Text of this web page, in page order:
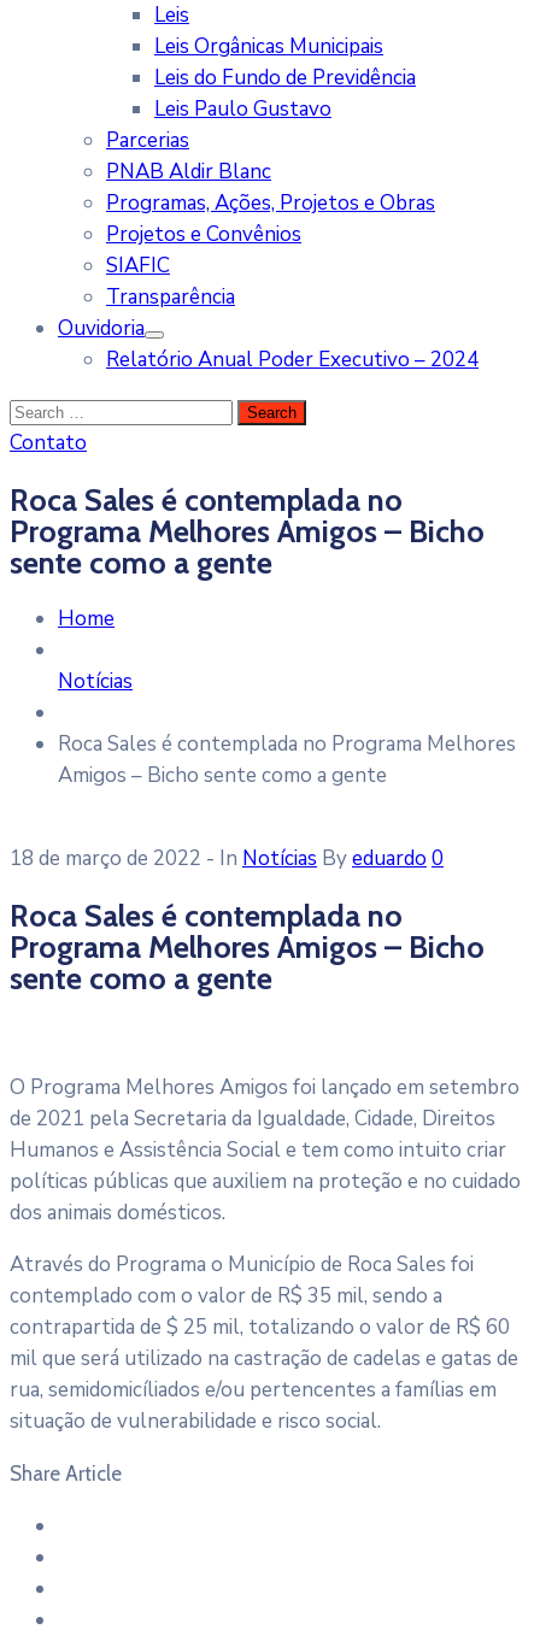
Leis
Leis Orgânicas Municipais
Leis do Fundo de Previdência
Leis Paulo Gustavo
Parcerias
PNAB Aldir Blanc
Programas, Ações, Projetos e Obras
Projetos e Convênios
SIAFIC
Transparência
Ouvidoria
Relatório Anual Poder Executivo – 2024
Contato
Roca Sales é contemplada no
Programa Melhores Amigos – Bicho
sente como a gente
Home
Notícias
Roca Sales é contemplada no Programa Melhores
Amigos – Bicho sente como a gente
18 de março de 2022 - In Notícias Byeduardo 0
Roca Sales é contemplada no
Programa Melhores Amigos – Bicho
sente como a gente
O Programa Melhores Amigos foi lançado em setembro
de 2021 pela Secretaria da Igualdade, Cidade, Direitos
Humanos e Assistência Social e tem como intuito criar
políticas públicas que auxiliem na proteção e no cuidado
dos animais domésticos.
Através do Programa o Município de Roca Sales foi
contemplado com o valor de R$ 35 mil, sendo a
contrapartida de $ 25 mil, totalizando o valor de R$ 60
mil que será utilizado na castração de cadelas e gatas de
rua, semidomicíliados e/ou pertencentes a famílias em
situação de vulnerabilidade e risco social.
Share Article